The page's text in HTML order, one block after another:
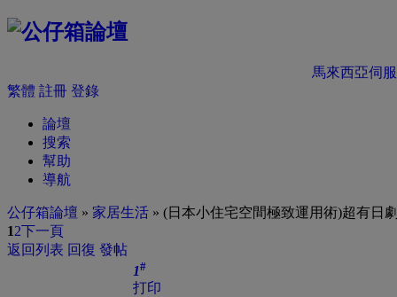
馬來西亞伺
繁體 註冊 登錄
論壇
搜索
幫助
導航
公仔箱論壇 » 家居生活 » (日本小住宅空間極致運用術)超有日
12下一頁
返回列表 回復 發帖
1#
打印